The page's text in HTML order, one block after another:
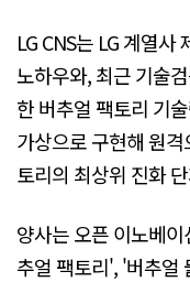
LG CNS는 LG 계열
노하우와, 최근 기술
한 버추얼 팩토리 기
가상으로 구현해 원
토리의 최상위 진화
양사는 오픈 이노베
추얼 팩토리', '버추얼